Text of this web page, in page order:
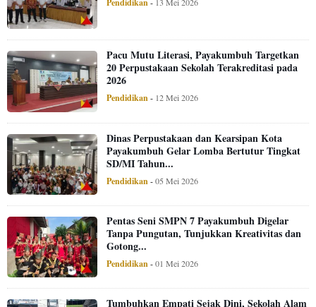
Pendidikan
Pacu Mutu Literasi, Payakumbuh Targetkan
20 Perpustakaan Sekolah Terakreditasi pada
2026
Pendidikan- 12 Mei 2026
Dinas Perpustakaan dan Kearsipan Kota
Payakumbuh Gelar Lomba Bertutur Tingkat
SD/MI Tahun...
Pendidikan-05 Mei 2026
Pentas Seni SMPN 7 Payakumbuh Digelar
Tanpa Pungutan, Tunjukkan Kreativitas dan
Gotong...
Pendidikan-01 Mei 2026
Tumbuhkan Empati Sejak Dini, Sekolah Alam